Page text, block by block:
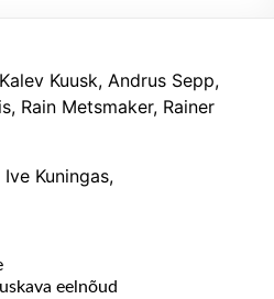
Kuusk, Andrus Sepp,
Rain Metsmaker, Rainer
Kuningas,
eelnõud